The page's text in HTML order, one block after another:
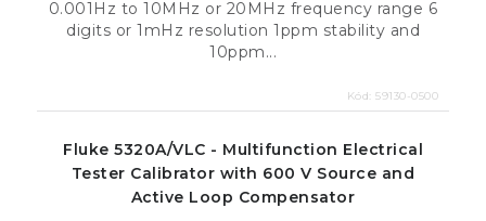
0.001Hz to 10MHz or 20MHz frequency range 6
digits or 1mHz resolution 1ppm stability and
10ppm...
Kód: 59130-0500
Fluke 5320A/VLC - Multifunction Electrical
Tester Calibrator with 600 V Source and
Active Loop Compensator